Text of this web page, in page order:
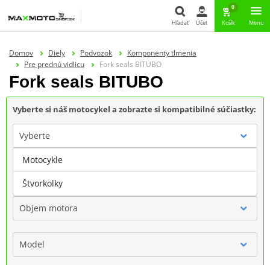
Hľadať Účet
0
Košík Menu
Domov Diely Podvozok
Komponenty tlmenia
Pre prednú vidlicu
Fork seals BITUBO
Fork seals BITUBO
Vyberte si náš motocykel a zobrazte si kompatibilné súčiastky:
Vyberte
Značka
Objem motora
Model
Motocykle
Štvorkolky